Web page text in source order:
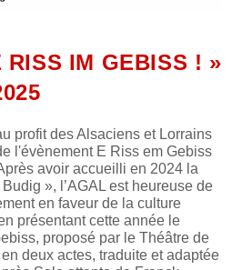
IM GEBISS ! »
profit des Alsaciens et Lorrains
l'évènement E Riss em Gebiss
avoir accueilli en 2024 la
», l’AGAL est heureuse de
en faveur de la culture
présentant cette année le
proposé par le Théâtre de
deux actes, traduite et adaptée